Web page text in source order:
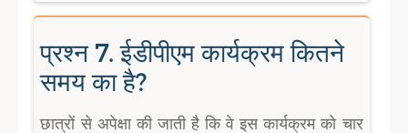
प्रश्न 7. ईडीपीएम कार्यक्रम कितने
समय का है?
छात्रों से अपेक्षा की जाती है कि वे इस कार्यक्रम को चार